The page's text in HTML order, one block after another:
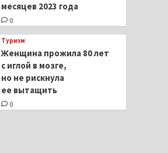
месяцев 2023 года
0
Туризм
Женщина прожила 80 лет
с иглой в мозге,
но не рискнула
ее вытащить
0